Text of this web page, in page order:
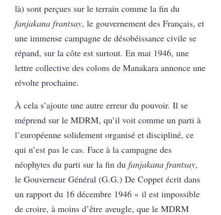
là) sont perçues sur le terrain comme la fin du
fanjakana frantsay, le gouvernement des Français, et
une immense campagne de désobéissance civile se
répand, sur la côte est surtout. En mai 1946, une
lettre collective des colons de Manakara annonce une
révolte prochaine.
À cela s’ajoute une autre erreur du pouvoir. Il se
méprend sur le MDRM, qu’il voit comme un parti à
l’européenne solidement organisé et discipliné, ce
qui n’est pas le cas. Face à la campagne des
néophytes du parti sur la fin du fanjakana frantsay,
le Gouverneur Général (G.G.) De Coppet écrit dans
un rapport du 16 décembre 1946 « il est impossible
de croire, à moins d’être aveugle, que le MDRM